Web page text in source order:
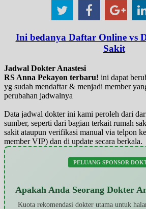
Ini bedanya Daftar Online vs
Sakit
Jadwal Dokter Anastesi
RS Anna Pekayon terbaru! ini dapat
yg sudah mendaftar & menjadi member
perubahan jadwalnya
Data jadwal dokter ini kami peroleh dari
sumber, seperti dari bagian terkait rumah
sakit ataupun verifikasi manual via telpon
member VIP) dan di update secara berkala.
PELUANG SPONSOR
Apakah Anda Seorang Dokter
Kuota rekomendasi dokter utama untuk